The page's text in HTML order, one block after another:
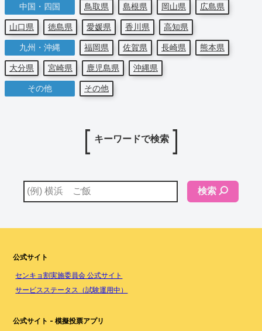
中国・四国
鳥取県 島根県 岡山県
広島県
山口県
徳島県 愛媛県 香川県
高知県
九州・沖縄
福岡県 佐賀県 長崎県
熊本県
大分県
宮崎県 鹿児島県
沖縄県
その他
その他
キーワードで検索
検索
公式サイト
センキョ割実施委員会 公式サイト
サービスステータス（試験運用中）
公式サイト - 模擬投票アプリ